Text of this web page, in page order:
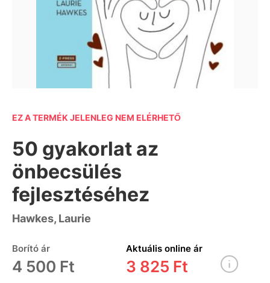
EZ A TERMÉK JELENLEG NEM ELÉRHETŐ
50 gyakorlat az
önbecsülés
fejlesztéséhez
Hawkes, Laurie
Borító ár
4 500 Ft
Aktuális online ár
3 825 Ft